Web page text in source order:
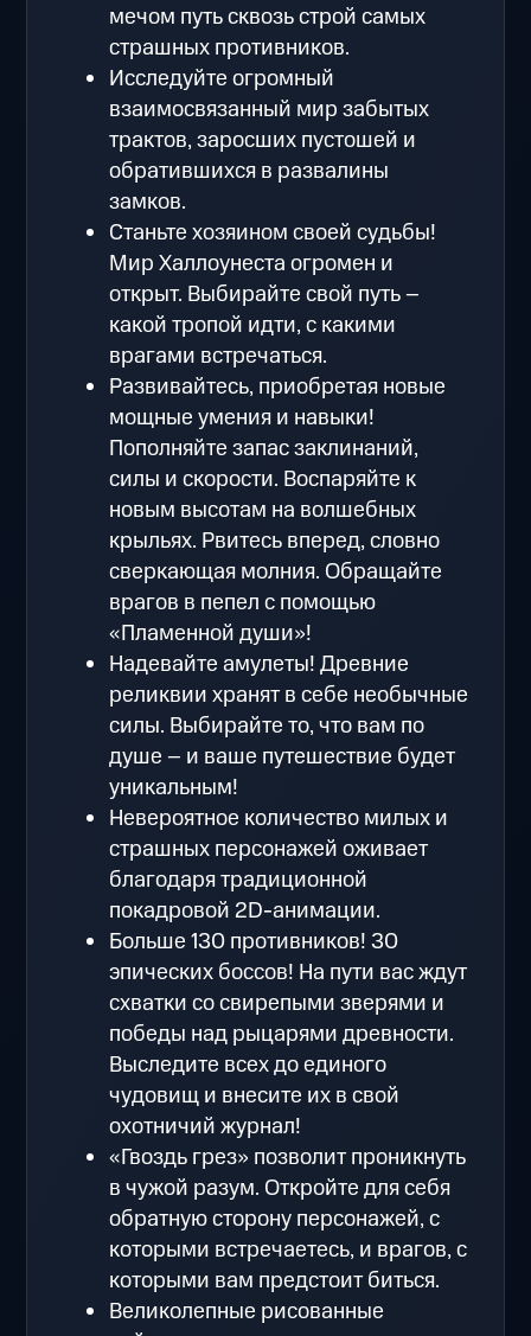
мечом путь сквозь строй самых
страшных противников.
Исследуйте огромный
взаимосвязанный мир забытых
трактов, заросших пустошей и
обратившихся в развалины
замков.
Станьте хозяином своей судьбы!
Мир Халлоунеста огромен и
открыт. Выбирайте свой путь –
какой тропой идти, с какими
врагами встречаться.
Развивайтесь, приобретая новые
мощные умения и навыки!
Пополняйте запас заклинаний,
силы и скорости. Воспаряйте к
новым высотам на волшебных
крыльях. Рвитесь вперед, словно
сверкающая молния. Обращайте
врагов в пепел с помощью
«Пламенной души»!
Надевайте амулеты! Древние
реликвии хранят в себе необычные
силы. Выбирайте то, что вам по
душе – и ваше путешествие будет
уникальным!
Невероятное количество милых и
страшных персонажей оживает
благодаря традиционной
покадровой 2D-анимации.
Больше 130 противников! 30
эпических боссов! На пути вас ждут
схватки со свирепыми зверями и
победы над рыцарями древности.
Выследите всех до единого
чудовищ и внесите их в свой
охотничий журнал!
«Гвоздь грез» позволит проникнуть
в чужой разум. Откройте для себя
обратную сторону персонажей, с
которыми встречаетесь, и врагов, с
которыми вам предстоит биться.
Великолепные рисованные